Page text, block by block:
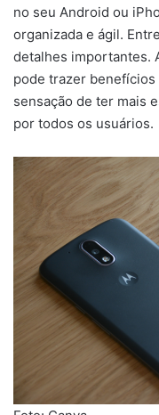
no seu Android ou
organizada e ágil.
detalhes importantes.
pode trazer
sensação de ter mais
por todos os usuários.